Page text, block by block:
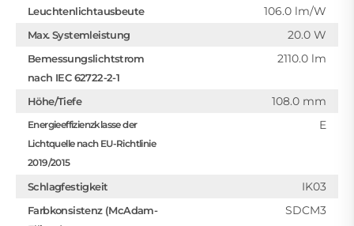
Leuchtenlichtausbeute 106.0 lm/W
Max. Systemleistung 20.0 W
Bemessungslichtstrom
nach IEC 62722-2-1
2110.0 lm
Höhe/Tiefe 108.0 mm
Energieeffizienzklasse der
Lichtquelle nach EU-Richtlinie
2019/2015
E
Schlagfestigkeit IK03
Farbkonsistenz (McAdam-
SDCM3